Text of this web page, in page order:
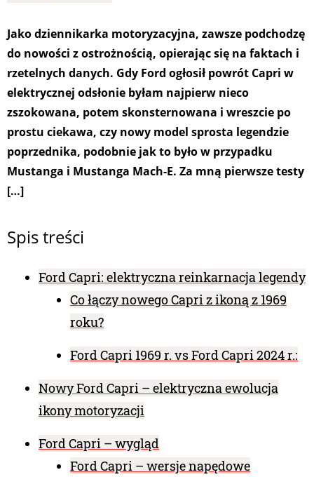
Jako dziennikarka motoryzacyjna, zawsze podchodzę
do nowości z ostrożnością, opierając się na faktach i
rzetelnych danych. Gdy Ford ogłosił powrót Capri w
elektrycznej odsłonie byłam najpierw nieco
zszokowana, potem skonsternowana i wreszcie po
prostu ciekawa, czy nowy model sprosta legendzie
poprzednika, podobnie jak to było w przypadku
Mustanga i Mustanga Mach-E. Za mną pierwsze testy
[…]
Spis treści
Ford Capri: elektryczna reinkarnacja legendy
Co łączy nowego Capri z ikoną z 1969
roku?
Ford Capri 1969 r. vs Ford Capri 2024 r.:
Nowy Ford Capri – elektryczna ewolucja
ikony motoryzacji
Ford Capri – wygląd
Ford Capri – wersje napędowe